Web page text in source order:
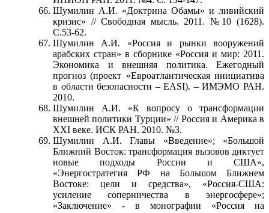
Шумилин А.И. «Доктрина Обамы» и ливийский
кризис» // Свободная мысль. 2011. №10 (1628).
С.53-62.
Шумилин А.И. «Россия и рынки вооружений
арабских стран» в сборнике «Россия и мир: 2011.
Экономика и внешняя политика. Ежегодный
прогноз (проект «Евроатлантическая инициатива
в области безопасности – EASI). – ИМЭМО РАН.
2010.
Шумилин А.И. «К вопросу о трансформации
внешней политики Турции» // Россия и Америка в
XXI веке. ИСК РАН. 2010. №3.
Шумилин А.И. Главы «Введение»; «Большой
Ближний Восток: трансформация вызовов диктует
новые подходы России и США»,
«Энергостратегия РФ на Большом Ближнем
Востоке: цели и средства», «Россия-США:
усиление соперничества в энергосфере»;
«Заключение» - в монографии «Россия на